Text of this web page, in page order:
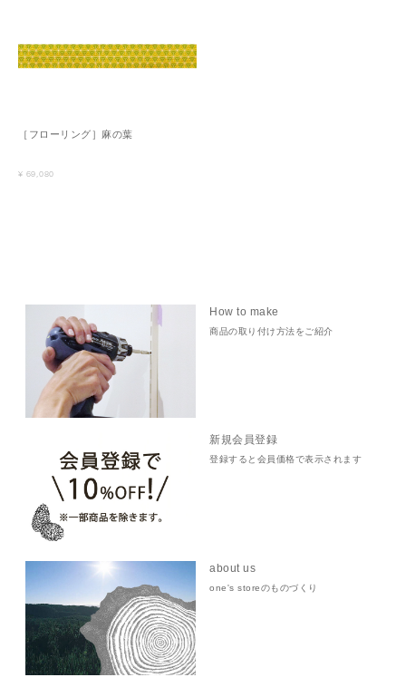
［フローリング］麻の葉
¥ 69,080
How to make
商品の取り付け方法をご紹介
新規会員登録
登録すると会員価格で表示されます
about us
one's storeのものづくり